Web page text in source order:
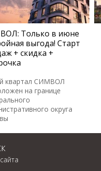
Только в июне
выгода! Старт
+ скидка +
квартал СИМВОЛ
на границе
округа